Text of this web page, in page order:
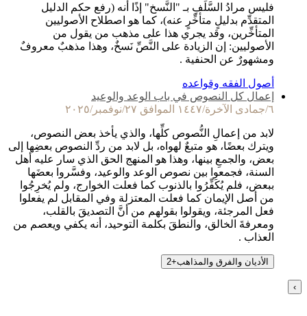
فليس مرادُ السَّلَفِ بـ "النَّسخ" إذًا أنه (رفع حكم الدليل
المتقدِّم بدليلٍ متأخِّرٍ عنه)، كما هو اصطلاح الأصوليين
المتأخِّرين، وقد يجري هذا على مذهب من يقول من
الأصوليين: إن الزيادة على النَّصِّ نَسخٌ، وهذا مذهبٌ معروفٌ
ومشهورٌ عن الحنفية .
أصول الفقه وقواعده
إعمال كل النصوص في باب الوعد والوعيد
٦/جمادى الآخرة/١٤٤٧ الموافق ٢٧/نوفمبر/٢٠٢٥
لابد من إعمالِ النُّصوص كلِّها، والذي يأخذ بعض النصوص،
ويترك بعضًا، هو متبعٌ لهواه، بل لابد من ردِّ النصوص بعضِها إلى
بعض، والجمعِ بينها، وهذا هو المنهج الحق الذي سار عليه أهل
السنة، فجمعوا بين نصوص الوعد والوعيد، وفسَّروا بعضَها
ببعض، فلم يُكَفِّرُوا بالذنوب كما فعلت الخوارج، ولم يُخرِجُوا
من أصل الإيمان كما فعلت المعتزلة وفي المقابل لم يفعلوا
فعل المرجئة، ويقولوا بقولهم من أنَّ التصديقَ بالقلب،
ومعرفةَ الخالق، والنطقَ بكلمة التوحيد، أنه يكفي ويعصم من
العذاب .
الأديان والفرق والمذاهب+
2
›